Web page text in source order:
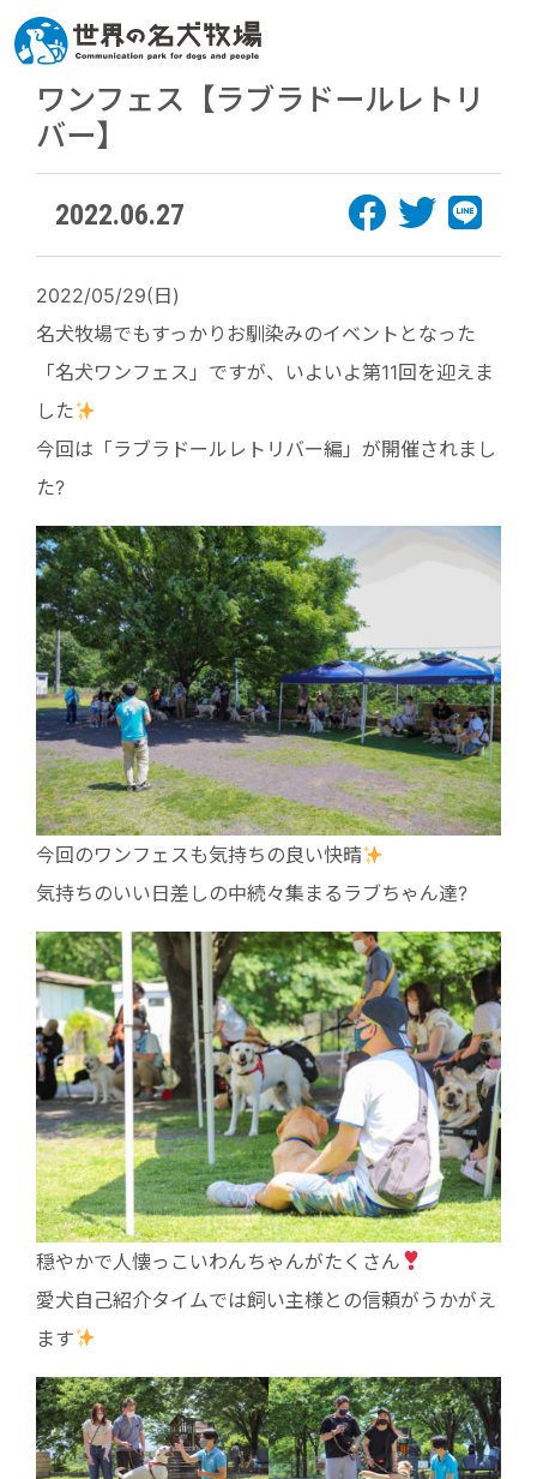
ワンフェス【ラブラドールレトリ
バー】
2022.06.27
2022/05/29(日)
名犬牧場でもすっかりお馴染みのイベントとなった
「名犬ワンフェス」ですが、いよいよ第11回を迎えま
した
今回は「ラブラドールレトリバー編」が開催されまし
た?
今回のワンフェスも気持ちの良い快晴
気持ちのいい日差しの中続々集まるラブちゃん達?
穏やかで人懐っこいわんちゃんがたくさん
愛犬自己紹介タイムでは飼い主様との信頼がうかがえ
ます